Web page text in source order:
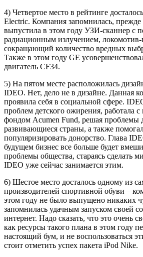
4) Четвертое место в рейтинге
Electric. Компания запомнилась, прежде
выпустила в этом году УЗИ-сканнер с
радиационным излучением, локомотив-
сокращающий количество вредных
Также в этом году GE
двигатель CF34.
5) На пятом месте расположилась
IDEO. Нет, дело не в дизайне. Данная
проявила себя в социальной сфере.
проблем детского ожирения, работала
фондом Acumen Fund, решая проблемы
развивающиеся страны, а также
популяризировать донорство. Глава
будущем бизнес все больше будет
проблемы общества, стараясь сделать
IDEO уже сейчас занимается этим.
6) Шестое место досталось одному из
производителей спортивной обуви –
этом году не было выпущено никаких
запомнилась удачным запуском своей
интернет. Надо сказать, что это очень
как ресурсы такого плана в этом году
настоящий бум, и не воспользоваться
стоит отметить успех пакета iPod Nike.